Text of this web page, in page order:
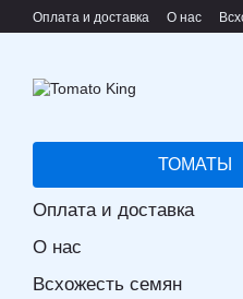
Перейти к основному контенту
Оплата и доставка О нас
ТОМАТЫ
Оплата и доставка
О нас
Всхожесть семян